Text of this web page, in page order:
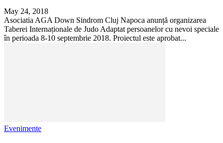
May 24, 2018
Asociatia AGA Down Sindrom Cluj Napoca anunță organizarea
Taberei Internaționale de Judo Adaptat persoanelor cu nevoi speciale
în perioada 8-10 septembrie 2018. Proiectul este aprobat...
Evenimente